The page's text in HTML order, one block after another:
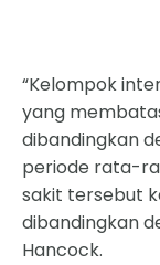
“Kelompok
yang
dibandingkan
periode rata-
sakit tersebut
dibandingkan
Hancock.